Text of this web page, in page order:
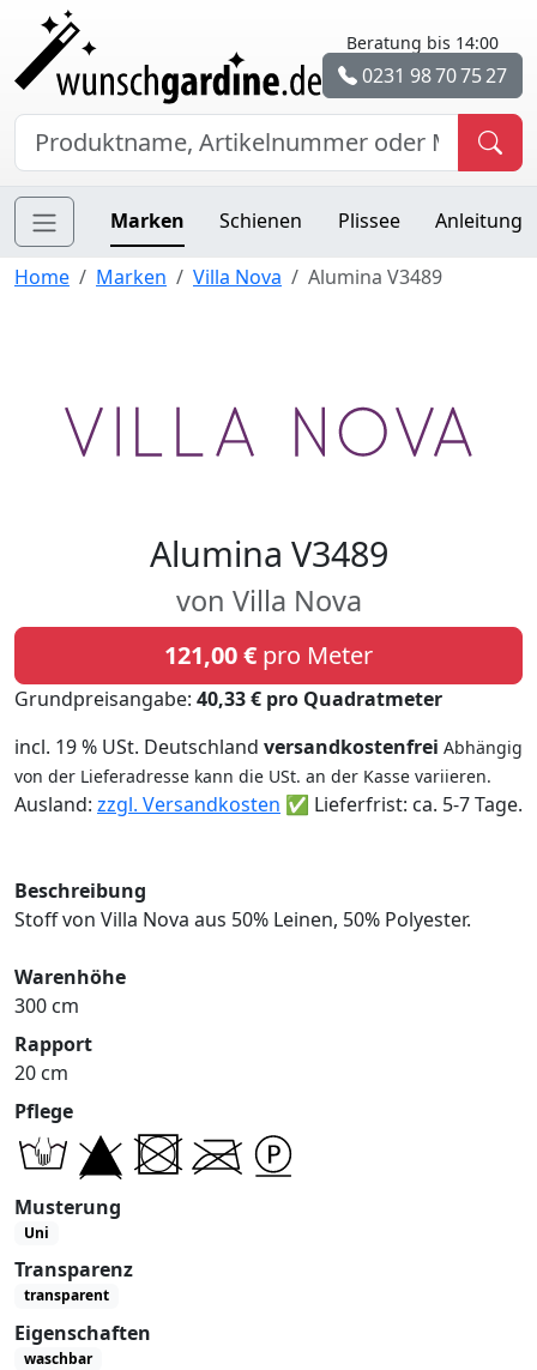
Beratung bis 14:00
0231 98 70 75 27
Marken Schienen Plissee Anleitung
Home Marken Villa Nova Alumina V3489
Alumina V3489
von Villa Nova
121,00 € pro Meter
Grundpreisangabe: 40,33 € pro Quadratmeter
incl. 19 % USt. Deutschland versandkostenfrei Abhängig
von der Lieferadresse kann die USt. an der Kasse variieren.
Ausland: zzgl. Versandkosten ✅ Lieferfrist: ca. 5-7 Tage.
Beschreibung
Stoff von Villa Nova aus 50% Leinen, 50% Polyester.
Warenhöhe
300 cm
Rapport
20 cm
Pflege
Musterung
Uni
Transparenz
transparent
Eigenschaften
waschbar